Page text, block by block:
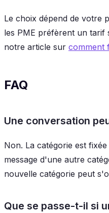
Le choix dépend de votre
les PME préfèrent un tarif
notre article sur comment
FAQ
Une conversation
Non. La catégorie est
message d'une autre
nouvelle catégorie peut
Que se passe-t-il si